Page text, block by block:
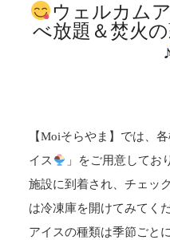
ウェルカム
べ放題＆焚火
♪
【Moiそらやま】では、
イス
」をご用意してお
施設に到着され、チェッ
は冷凍庫を開けてみてく
アイスの種類は季節ごと